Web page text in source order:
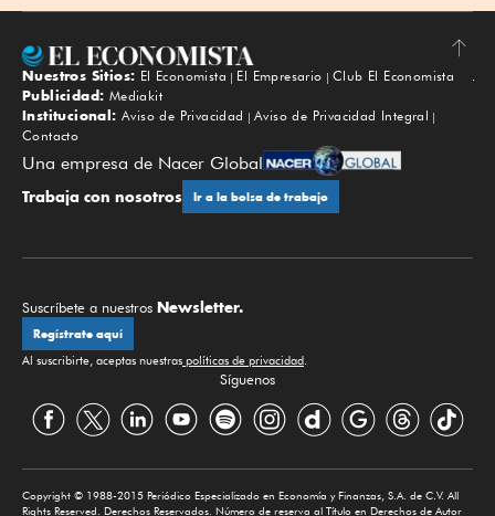
Subir
Nuestros Sitios: El Economista El Empresario
Club El Economista
Publicidad: Mediakit
Institucional: Aviso de Privacidad
Aviso de Privacidad Integral
Contacto
Una empresa de Nacer Global
Trabaja con nosotros Ir a la bolsa de trabajo
Suscríbete a nuestros Newsletter.
Regístrate aquí
Al suscribirte, aceptas nuestras políticas de privacidad.
Síguenos
Copyright © 1988-2015 Periódico Especializado en Economía y Finanzas, S.A. de C.V. All
Rights Reserved. Derechos Reservados. Número de reserva al Título en Derechos de Autor